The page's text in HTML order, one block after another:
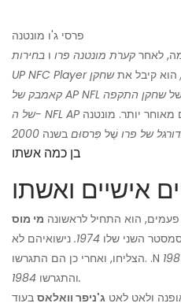
פרסי ג'ו מונטנה
לאחר קערת מונטנה פרו ו
UP NFC Player
הוא קיבל אתשחקן
קאמבק של AP NFL
שלשחקן התקפה
של ה- NFL AP מאוחר יותר. מונטנה
של פרו שֶׁל פִּרסוּם בשנה
בן כמה אשתו
אישיים ואשתו
הוא התחיל לראשונה מי מוס
השני שלו 1974. נישואיהם לא
הצליחו, ואחרי כן הם התגרשו. .N
והתגרשו1984.
ולאט לאט ג'ניפר וואלאס בעוד